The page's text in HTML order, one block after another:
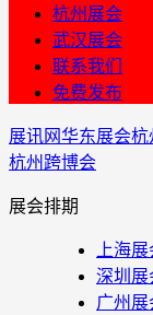
杭州展会
武汉展会
联系我们
免费发布
展讯网华东展会杭
杭州跨博会
展会排期
上海
深圳展
广州展